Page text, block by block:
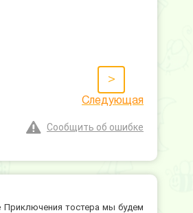
>
Следующая
Сообщить об ошибке
Приключения тостера мы будем